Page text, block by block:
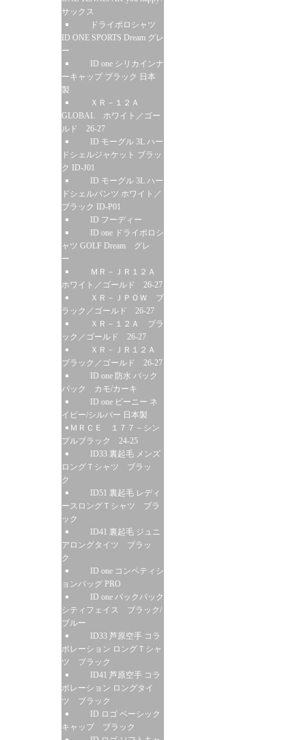
サックス
ドライポロシャツ
ID ONE SPORTS Dream グレ
ー
ID one シリカインナ
ーキャップ ブラック 日本
製
ＸＲ－１２Ａ
GLOBAL ホワイト／ゴー
ルド 26-27
ID モーグル 3L ハー
ドシェルジャケット ブラッ
ク ID-J01
ID モーグル 3L ハー
ドシェルパンツ ホワイト／
ブラック ID-P01
ID フーディー
ID one ドライポロシ
ャツ GOLF Dream グレ
ー
ＭＲ－ＪＲ１２Ａ
ホワイト／ゴールド 26-27
ＸＲ－ＪＰＯＷ ブ
ラック／ゴールド 26-27
ＸＲ－１２Ａ ブラ
ック／ゴールド 26-27
ＸＲ－ＪＲ１２Ａ
ブラック／ゴールド 26-27
ID one 防水 バック
パック カモ/カーキ
ID one ビーニー ネ
イビー/シルバー 日本製
ＭＲＣＥ １７７－シン
プルブラック 24-25
ID33 裏起毛 メンズ
ロングＴシャツ ブラッ
ク
ID51 裏起毛 レディ
ースロングＴシャツ ブラ
ック
ID41 裏起毛 ジュニ
アロングタイツ ブラッ
ク
ID one コンペティシ
ョンバッグ PRO
ID one バックパック
シティフェイス ブラック/
ブルー
ID33 芦原空手 コラ
ボレーション ロングＴシャ
ツ ブラック
ID41 芦原空手 コラ
ボレーション ロングタイ
ツ ブラック
ID ロゴ ベーシック
キャップ ブラック